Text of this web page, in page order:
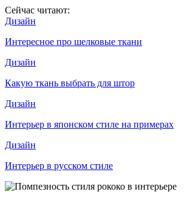
Сейчас читают:
Дизайн
Интересное про шелковые ткани
Дизайн
Какую ткань выбрать для штор
Дизайн
Интерьер в японском стиле на примерах
Дизайн
Интерьер в русском стиле